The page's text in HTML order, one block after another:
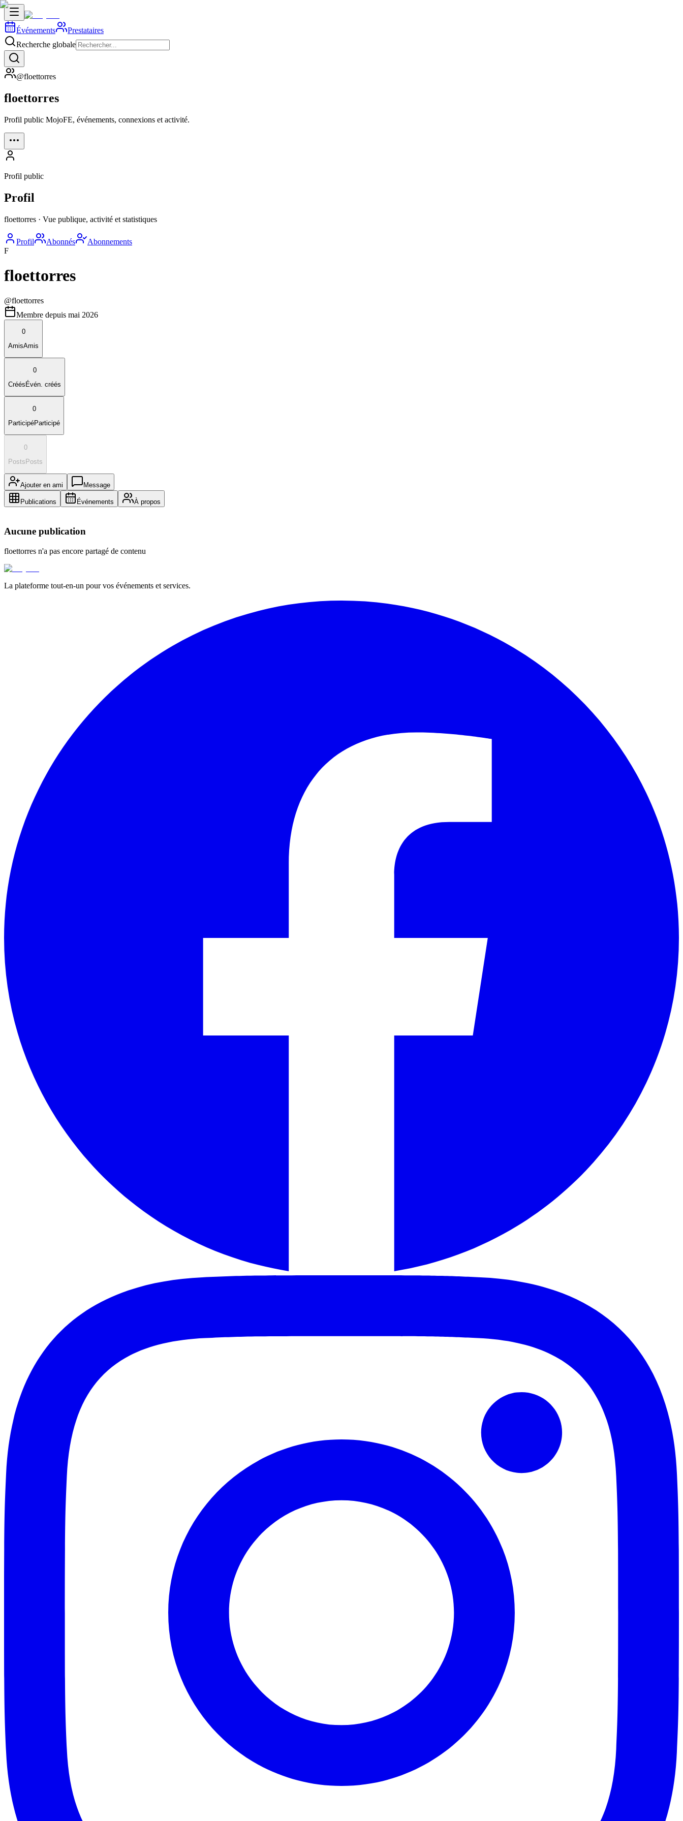
Événements
Prestataires
Recherche globale
@floettorres
floettorres
Profil public MojoFE, événements, connexions et activité.
Profil public
Profil
floettorres · Vue publique, activité et statistiques
Profil Abonnés
Abonnements
F
floettorres
@floettorres
Membre depuis mai 2026
0
AmisAmis
0
Créés Évén. créés
0
ParticipéParticipé
0
Posts Posts
Ajouter en ami Message
Publications Événements À propos
Aucune publication
floettorres n'a pas encore partagé de contenu
La plateforme tout-en-un pour vos événements et services.